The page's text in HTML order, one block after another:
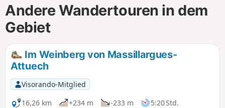
Andere Wandertouren in dem
Gebiet
Im Weinberg von Massillargues-
Attuech
Visorando-Mitglied
16,26 km
+234 m -233 m
5:20 Std.